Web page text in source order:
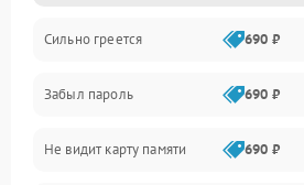
Дисплей
Экран (дисплей)
Связь
Сильно греется 690 ₽
Забыл пароль 690 ₽
Не видит карту памяти 690 ₽